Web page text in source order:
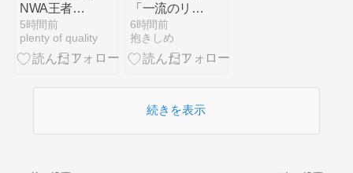
NWA王者ド
リー・ファン
ク・ジュニア
さん追悼 後
10カウント
5時間前
plenty of quality
「一流のリー
ダー」が仕事
を任せるとき
に絶対にやら
6時間前
抱きしめ
続きを表示